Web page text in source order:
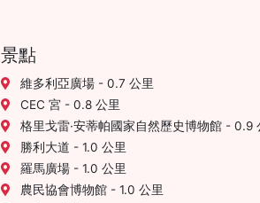
景點
維多利亞廣場 - 0.7 公里
CEC 宮 - 0.8 公里
格里戈雷·安蒂帕國家自然歷史博物館 - 0.9
勝利大道 - 1.0 公里
羅馬廣場 - 1.0 公里
農民協會博物館 - 1.0 公里